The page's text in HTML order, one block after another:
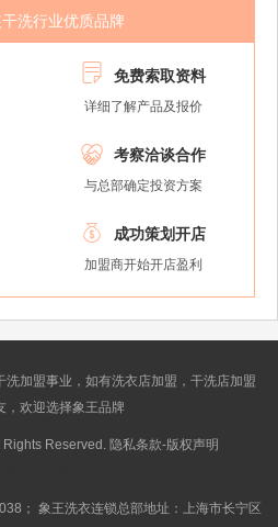
洗行业优质品牌
 免费索取资料
详细了解产品及报价
 考察洽谈合作
与总部确定投资方案
 成功策划开店
加盟商开始开店盈利
加盟事业，如有洗衣店加盟，干洗店加盟
，欢迎选择象王品牌
Reserved. 隐私条款-版权声明
； 象王洗衣连锁总部地址：上海市长宁区